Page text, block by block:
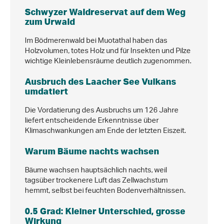
Schwyzer Waldreservat auf dem Weg
zum Urwald
Im Bödmerenwald bei Muotathal haben das
Holzvolumen, totes Holz und für Insekten und Pilze
wichtige Kleinlebensräume deutlich zugenommen.
Ausbruch des Laacher See Vulkans
umdatiert
Die Vordatierung des Ausbruchs um 126 Jahre
liefert entscheidende Erkenntnisse über
Klimaschwankungen am Ende der letzten Eiszeit.
Warum Bäume nachts wachsen
Bäume wachsen hauptsächlich nachts, weil
tagsüber trockenere Luft das Zellwachstum
hemmt, selbst bei feuchten Bodenverhältnissen.
0.5 Grad: Kleiner Unterschied, grosse
Wirkung